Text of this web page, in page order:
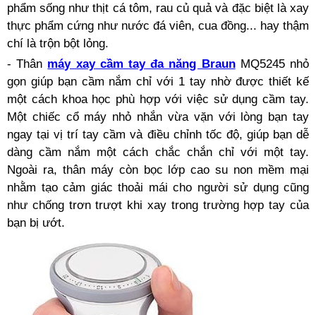
phẩm sống như thịt cá tôm, rau củ quả và đặc biệt là xay
thực phẩm cứng như nước đá viên, cua đồng... hay thậm
chí là trộn bột lỏng.
- Thân máy xay cầm tay đa năng Braun MQ5245 nhỏ
gọn giúp bạn cầm nắm chỉ với 1 tay nhờ được thiết kế
một cách khoa học phù hợp với việc sử dụng cầm tay.
Một chiếc cổ máy nhỏ nhắn vừa vặn với lòng bạn tay
ngay tại vị trí tay cầm và điều chỉnh tốc độ, giúp bạn dễ
dàng cầm nắm một cách chắc chắn chỉ với một tay.
Ngoài ra, thân máy còn bọc lớp cao su non mềm mại
nhằm tạo cảm giác thoải mái cho người sử dụng cũng
như chống trơn trượt khi xay trong trường hợp tay của
bạn bị ướt.